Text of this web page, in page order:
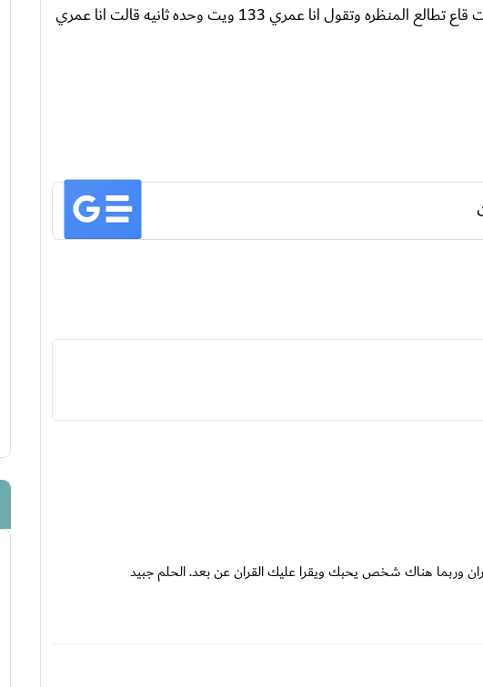
انا حلمت مرتين بامراه تقرا عليي قران وتبعد الجن عني واخر مره شفتها كانت قاع تطالع المنظره وتقول انا عمري 133 ويت وحده ثانيه قالت انا عمري
وربما هناك شخص يحبك ويقرا عليك القران عن بعد. الحلم جبيد